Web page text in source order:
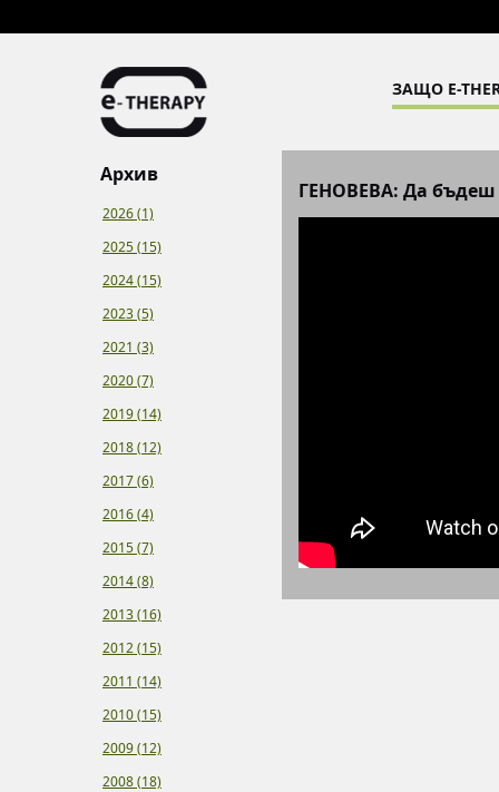
ЗАЩО E-
Архив
2026 (1)
2025 (15)
2024 (15)
2023 (5)
2021 (3)
2020 (7)
2019 (14)
2018 (12)
2017 (6)
2016 (4)
2015 (7)
2014 (8)
2013 (16)
2012 (15)
2011 (14)
2010 (15)
2009 (12)
2008 (18)
ГЕНОВЕВА: Да бъдеш